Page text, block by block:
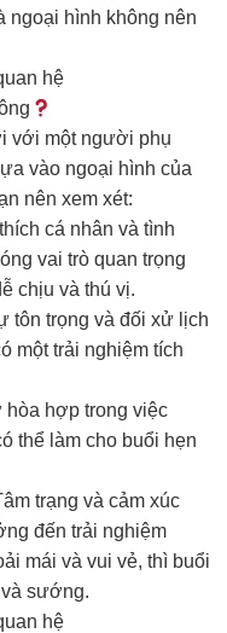
ngoại hình không nên
với một người phụ
vào ngoại hình của
nên xem xét:
cá nhân và tình
vai trò quan trọng
chịu và thú vị.
tôn trọng và đối xử lịch
một trải nghiệm tích
hòa hợp trong việc
thể làm cho buổi hẹn
trạng và cảm xúc
đến trải nghiệm
mái và vui vẻ, thì buổi
sướng.